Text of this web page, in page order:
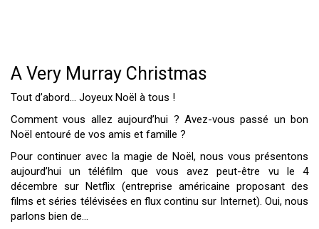
A Very Murray Christmas
Tout d’abord… Joyeux Noël à tous !
Comment vous allez aujourd’hui ? Avez-vous passé un bon
Noël entouré de vos amis et famille ?
Pour continuer avec la magie de Noël, nous vous présentons
aujourd’hui un téléfilm que vous avez peut-être vu le 4
décembre sur Netflix (entreprise américaine proposant des
films et séries télévisées en flux continu sur Internet). Oui, nous
parlons bien de…